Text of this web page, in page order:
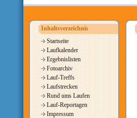
Inhaltsverzeichnis
Startseite
Laufkalender
Ergebnislisten
Fotoarchiv
Lauf-Treffs
Laufstrecken
Rund ums Laufen
Lauf-Reportagen
Impressum